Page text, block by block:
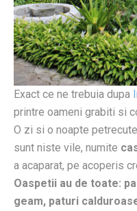
Exact ce ne trebuia dupa
printre oameni grabiti si
O zi si o noapte
sunt niste vile, numite
a acaparat, pe acoperis
Oaspetii au de toate:
geam, paturi